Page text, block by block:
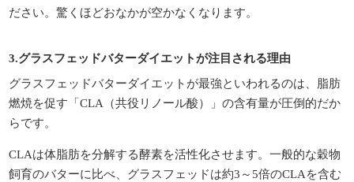
ださい。驚くほどおなかが空かなくなります。
3.グラスフェッドバターダイエットが注目される理由
グラスフェッドバターダイエットが最強といわれるのは、脂肪
燃焼を促す「CLA（共役リノール酸）」の含有量が圧倒的だか
らです。
CLAは体脂肪を分解する酵素を活性化させます。一般的な穀物
飼育のバターに比べ、グラスフェッドは約3～5倍のCLAを含む